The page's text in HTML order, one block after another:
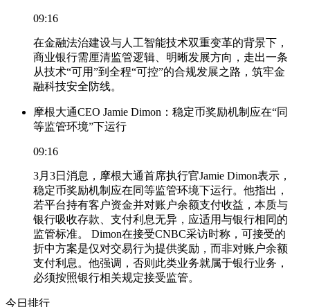
09:16
在金融法治建设与人工智能技术双重变革的背景下，
商业银行需厘清监管逻辑、明晰发展方向，走出一条
从技术“可用”到全程“可控”的合规发展之路，筑牢金
融科技安全防线。
摩根大通CEO Jamie Dimon：稳定币奖励机制应在“同
等监管环境”下运行
09:16
3月3日消息，摩根大通首席执行官Jamie Dimon表示，
稳定币奖励机制应在同等监管环境下运行。他指出，
若平台持有客户资金并对账户余额支付收益，本质与
银行吸收存款、支付利息无异，应适用与银行相同的
监管标准。 Dimon在接受CNBC采访时称，可接受的
折中方案是仅对交易行为提供奖励，而非对账户余额
支付利息。他强调，否则此类业务就属于银行业务，
必须按照银行相关规定接受监管。
今日排行